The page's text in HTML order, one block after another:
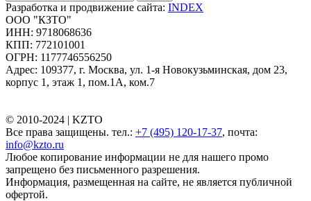
Разработка и продвижение сайта: INDEX
ООО "КЗТО"
ИНН: 9718068636
КПП: 772101001
ОГРН: 1177746556250
Адрес: 109377, г. Москва, ул. 1-я Новокузьминская, дом 23,
корпус 1, этаж 1, пом.1А, ком.7
© 2010-2024 | KZTO
Все права защищены. тел.: +7 (495) 120-17-37, почта:
info@kzto.ru
Любое копирование информации не для нашего промо
запрещено без письменного разрешения.
Информация, размещенная на сайте, не является публичной
офертой.